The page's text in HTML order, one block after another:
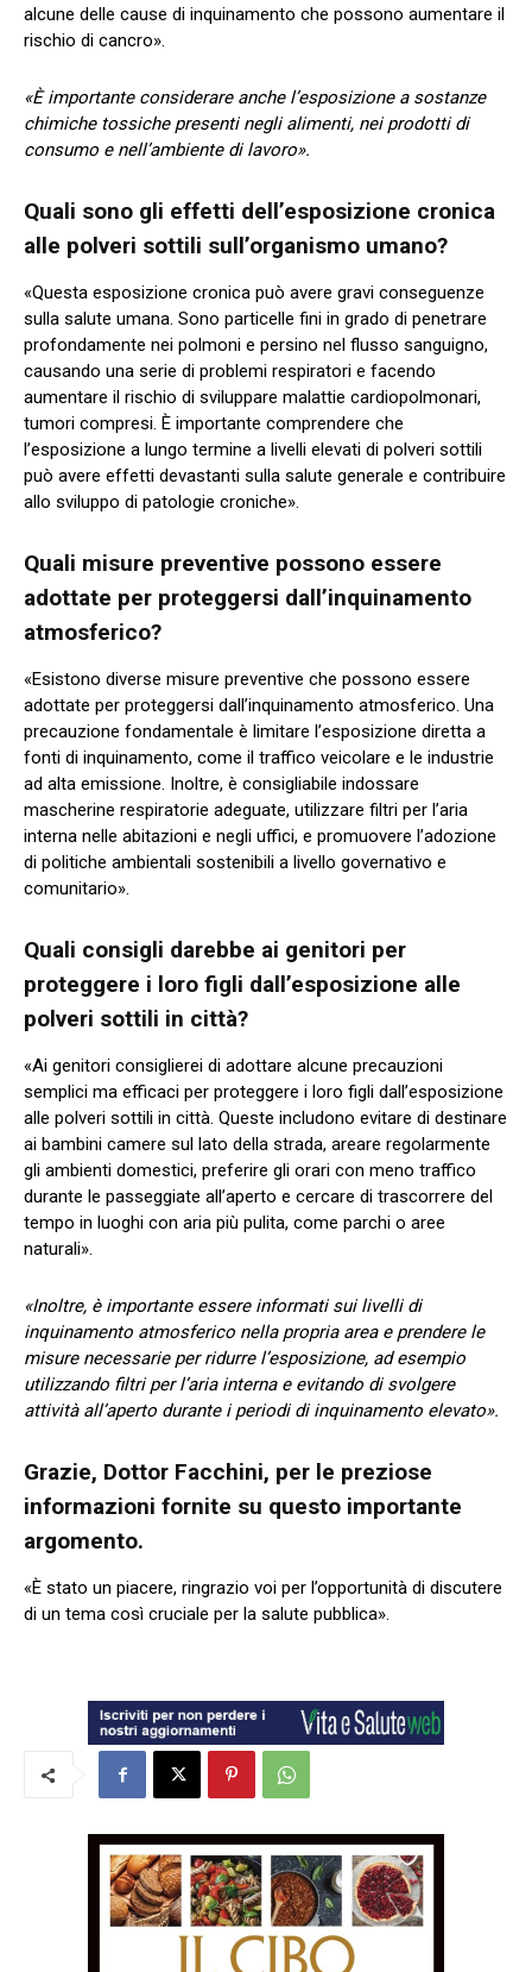
alcune delle cause di inquinamento che possono aumentare il
rischio di cancro».
«È importante considerare anche l’esposizione a sostanze
chimiche tossiche presenti negli alimenti, nei prodotti di
consumo e nell’ambiente di lavoro».
Quali sono gli effetti dell’esposizione cronica
alle polveri sottili sull’organismo umano?
«Questa esposizione cronica può avere gravi conseguenze
sulla salute umana. Sono particelle fini in grado di penetrare
profondamente nei polmoni e persino nel flusso sanguigno,
causando una serie di problemi respiratori e facendo
aumentare il rischio di sviluppare malattie cardiopolmonari,
tumori compresi. È importante comprendere che
l’esposizione a lungo termine a livelli elevati di polveri sottili
può avere effetti devastanti sulla salute generale e contribuire
allo sviluppo di patologie croniche».
Quali misure preventive possono essere
adottate per proteggersi dall’inquinamento
atmosferico?
«Esistono diverse misure preventive che possono essere
adottate per proteggersi dall’inquinamento atmosferico. Una
precauzione fondamentale è limitare l’esposizione diretta a
fonti di inquinamento, come il traffico veicolare e le industrie
ad alta emissione. Inoltre, è consigliabile indossare
mascherine respiratorie adeguate, utilizzare filtri per l’aria
interna nelle abitazioni e negli uffici, e promuovere l’adozione
di politiche ambientali sostenibili a livello governativo e
comunitario».
Quali consigli darebbe ai genitori per
proteggere i loro figli dall’esposizione alle
polveri sottili in città?
«Ai genitori consiglierei di adottare alcune precauzioni
semplici ma efficaci per proteggere i loro figli dall’esposizione
alle polveri sottili in città. Queste includono evitare di destinare
ai bambini camere sul lato della strada, areare regolarmente
gli ambienti domestici, preferire gli orari con meno traffico
durante le passeggiate all’aperto e cercare di trascorrere del
tempo in luoghi con aria più pulita, come parchi o aree
naturali».
«Inoltre, è importante essere informati sui livelli di
inquinamento atmosferico nella propria area e prendere le
misure necessarie per ridurre l’esposizione, ad esempio
utilizzando filtri per l’aria interna e evitando di svolgere
attività all’aperto durante i periodi di inquinamento elevato».
Grazie, Dottor Facchini, per le preziose
informazioni fornite su questo importante
argomento.
«È stato un piacere, ringrazio voi per l’opportunità di discutere
di un tema così cruciale per la salute pubblica».